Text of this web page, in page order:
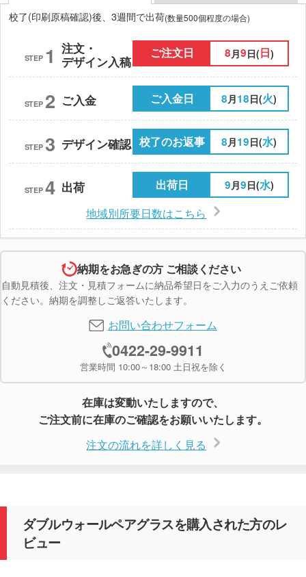
校了(印刷原稿確認)後、3週間で出荷(数量500個程度の場合)
STEP 1 注文・
デザイン入稿
ご注文日 8 月9日(日)
STEP 2 ご入金 ご入金日 8月18日(火)
STEP 3 デザイン確認 校了のお返事 8月19日(水)
STEP 4 出荷 出荷日 9月9日(水)
地域別所要日数はこちら
納期をお急ぎの方 ご相談ください
自動見積後、注文・見積フォームに納品希望日をご入力のうえご依頼
ください。納期を調整しご返答いたします。
お問い合わせフォーム
0422-29-9911
営業時間 10:00～18:00 土日祝を除く
在庫は変動いたしますので、
ご注文前に在庫のご確認をお願いいたします。
注文の流れを詳しく見る
ダブルウォールペアグラスを購入された方のレ
ビュー